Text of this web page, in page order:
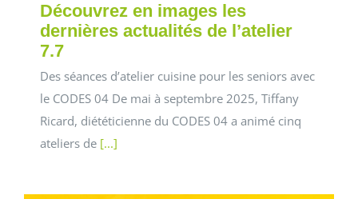
Découvrez en images les
dernières actualités de l’atelier
7.7
Des séances d’atelier cuisine pour les seniors avec
le CODES 04 De mai à septembre 2025, Tiffany
Ricard, diététicienne du CODES 04 a animé cinq
ateliers de [...]